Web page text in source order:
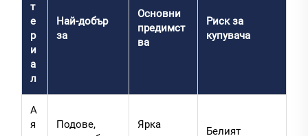
т
е
р
и
а
л
Най-добър
за
Основни
предимст
ва
Риск за
купувача
А
я
Подове,
Ярка
Белият